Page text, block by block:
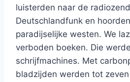
luisterden naar de
Deutschlandfunk en
paradijselijke westen. We
verboden boeken. Die
schrijfmachines. Met
bladzijden werden tot